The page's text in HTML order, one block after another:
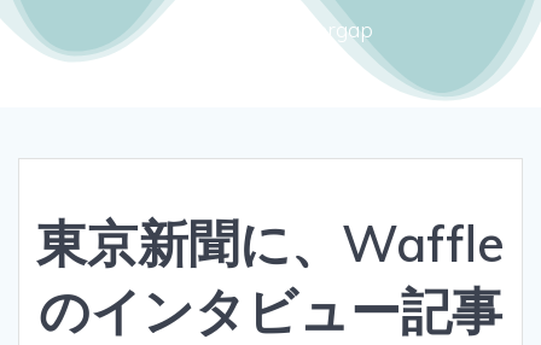
Close the gendergap
東京新聞に、Waffle
のインタビュー記事